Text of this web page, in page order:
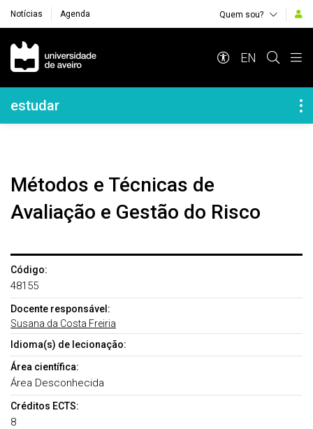
Notícias Agenda Quem sou?
Navegação Principal
EN
Navegação Lateral
estudar
Métodos e Técnicas de
Avaliação e Gestão do Risco
Código:
48155
Docente responsável:
Susana da Costa Freiria
Idioma(s) de lecionação:
Área científica:
Área Desconhecida
Créditos ECTS:
8